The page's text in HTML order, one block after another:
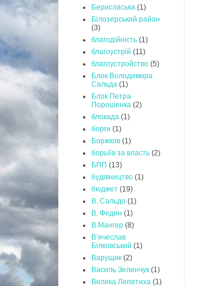
Берисласька (1)
Білозерський район
(3)
благодійність (1)
благоустрій (11)
благоустройство (5)
Блок Володимира
Сальда (1)
Блок Петра
Порошенка (2)
блокада (1)
борги (1)
Боржков (1)
борьбв за власть (2)
БПП (13)
будівництво (1)
бюджет (19)
В. Сальдо (1)
В. Федин (1)
В.Мангер (8)
В’ячеслав
Білковський (1)
Варущик (2)
Василь Зеленчук (1)
Велика Лепетиха (1)